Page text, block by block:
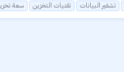
تشفير البيانات تقنيات التخزين سعة